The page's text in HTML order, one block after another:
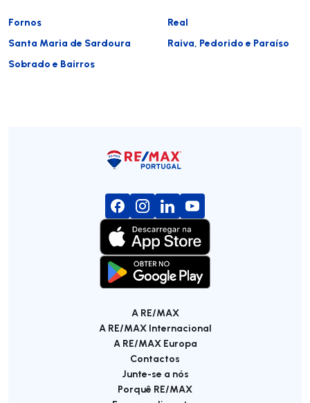
Fornos
Real
Santa Maria de Sardoura
Raiva, Pedorido e Paraíso
Sobrado e Bairros
A RE/MAX
A RE/MAX Internacional
A RE/MAX Europa
Contactos
Junte-se a nós
Porquê RE/MAX